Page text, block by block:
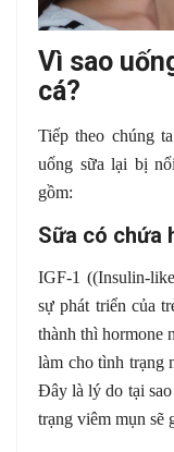
Vì sao
cá?
Tiếp theo chúng
uống sữa lại bị
gồm:
Sữa có chứa
IGF-1 ((Insulin-
sự phát triển của
thành thì hormone
làm cho tình trạng
Đây là lý do tại
trạng viêm mụn sẽ